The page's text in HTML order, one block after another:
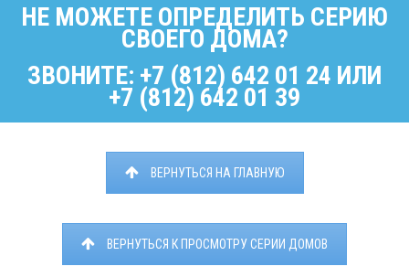
НЕ МОЖЕТЕ ОПРЕДЕЛИТЬ СЕРИЮ
СВОЕГО ДОМА?
ЗВОНИТЕ: +7 (812) 642 01 24 ИЛИ
+7 (812) 642 01 39
ВЕРНУТЬСЯ НА ГЛАВНУЮ
ВЕРНУТЬСЯ К ПРОСМОТРУ СЕРИИ ДОМОВ